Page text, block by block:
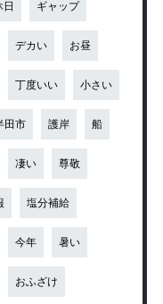
日 ギャップ
デカい お昼
丁度いい 小さい
田市 護岸 船
凄い 尊敬
塩分補給
今年 暑い
おふざけ